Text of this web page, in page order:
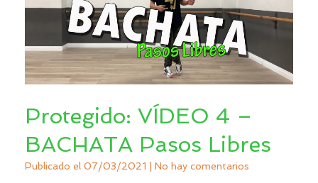
Protegido: VÍDEO 4 –
BACHATA Pasos Libres
Publicado el 07/03/2021 | No hay comentarios